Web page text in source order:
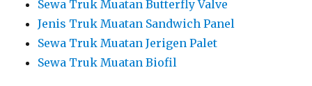
Sewa Truk Muatan Butterfly Valve
Jenis Truk Muatan Sandwich Panel
Sewa Truk Muatan Jerigen Palet
Sewa Truk Muatan Biofil